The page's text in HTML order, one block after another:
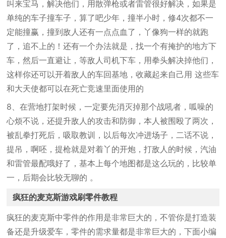
叫来宝马，解决他们，用散弹枪或者雷管很好解决，如果是
单纯的车子撞车子，算了吧少年，撞半小时，修4次都不一
定能撞赢，撞到敌人还有一点点血了，丫像狗一样的就跑
了，追不上的！还有一个办法就是，找一个有掩护的地方下
车，然后一直避让，等敌人司机下车，用拳头解决掉他们，
这样你还可以开着敌人的车回基地，收藏起来自己用 这些车
和大天使都可以在死亡竞速里面使用的
8、在营地打架时候，一定要先消灭掉那个战吼者，呱噪的
心烦不说，还提升敌人的攻击和防御，本人被围殴了两次，
被乱拳打死后，吸取教训，以后每次冲进场子，二话不说，
提吊，啊呸，提枪就是对着丫的开炮，打敌人的时候，汽油
和雷管最配哦好了，基本上每个地图都是这么玩的，比较单
一，后期会比较无聊的 。
疯狂的麦克斯游戏刷零件教程
疯狂的麦克斯中零件的作用是非常巨大的，不管你是打造装
备还是升级爱车，零件的需求量都是非常巨大的，下面小编